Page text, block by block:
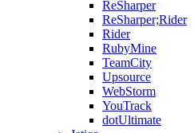
ReSharper
ReSharper;Rider
Rider
RubyMine
TeamCity
Upsource
WebStorm
YouTrack
dotUltimate